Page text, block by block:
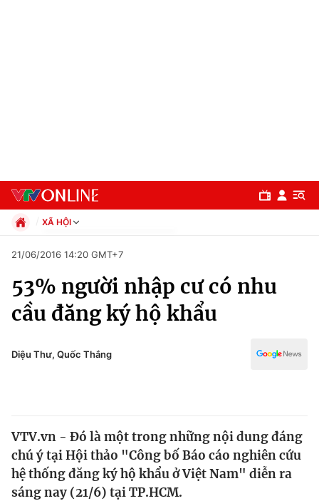
Chuyên mục
Chính trị
Xã hội
Y tế
Thế giới
XÃ HỘI
Xã hội
Pháp luật
Kinh tế
Thể thao
Văn hóa - Giải trí
Giáo dục
21/06/2016 14:20 GMT+7
53% người nhập cư có nhu
cầu đăng ký hộ khẩu
Diệu Thư, Quốc Thắng
VTV.vn - Đó là một trong những nội dung đáng
chú ý tại Hội thảo "Công bố Báo cáo nghiên cứu
hệ thống đăng ký hộ khẩu ở Việt Nam" diễn ra
sáng nay (21/6) tại TP.HCM.